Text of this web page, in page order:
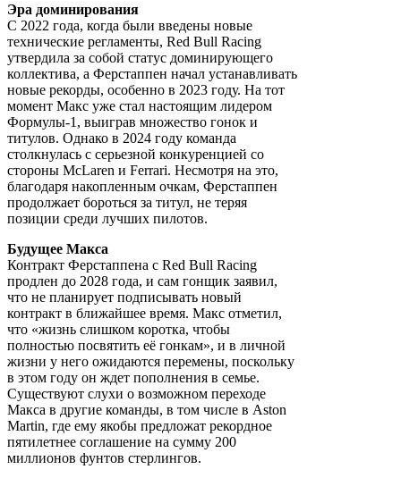
Эра доминирования
С 2022 года, когда были введены новые
технические регламенты, Red Bull Racing
утвердила за собой статус доминирующего
коллектива, а Ферстаппен начал устанавливать
новые рекорды, особенно в 2023 году. На тот
момент Макс уже стал настоящим лидером
Формулы-1, выиграв множество гонок и
титулов. Однако в 2024 году команда
столкнулась с серьезной конкуренцией со
стороны McLaren и Ferrari. Несмотря на это,
благодаря накопленным очкам, Ферстаппен
продолжает бороться за титул, не теряя
позиции среди лучших пилотов.
Будущее Макса
Контракт Ферстаппена с Red Bull Racing
продлен до 2028 года, и сам гонщик заявил,
что не планирует подписывать новый
контракт в ближайшее время. Макс отметил,
что «жизнь слишком коротка, чтобы
полностью посвятить её гонкам», и в личной
жизни у него ожидаются перемены, поскольку
в этом году он ждет пополнения в семье.
Существуют слухи о возможном переходе
Макса в другие команды, в том числе в Aston
Martin, где ему якобы предложат рекордное
пятилетнее соглашение на сумму 200
миллионов фунтов стерлингов.